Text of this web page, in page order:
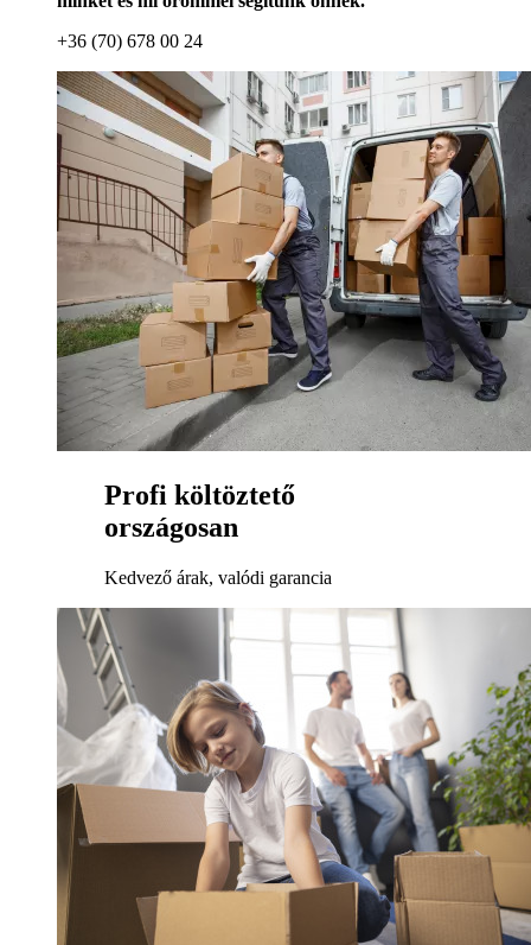
+36 (70) 678 00 24
Profi költöztető
országosan
Kedvező árak, valódi garancia